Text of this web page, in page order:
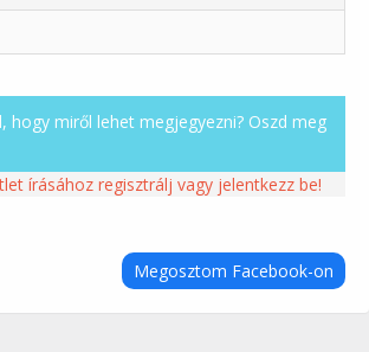
hogy miről lehet megjegyezni? Oszd meg
írásához regisztrálj vagy jelentkezz be!
Megosztom Facebook-on